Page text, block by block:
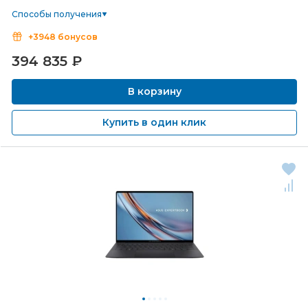
Способы получения
+3948 бонусов
394 835 ₽
В корзину
Купить в один клик